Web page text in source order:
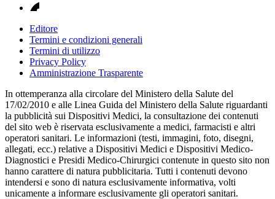
Editore
Termini e condizioni generali
Termini di utilizzo
Privacy Policy
Amministrazione Trasparente
In ottemperanza alla circolare del Ministero della Salute del
17/02/2010 e alle Linea Guida del Ministero della Salute riguardanti
la pubblicità sui Dispositivi Medici, la consultazione dei contenuti
del sito web è riservata esclusivamente a medici, farmacisti e altri
operatori sanitari. Le informazioni (testi, immagini, foto, disegni,
allegati, ecc.) relative a Dispositivi Medici e Dispositivi Medico-
Diagnostici e Presidi Medico-Chirurgici contenute in questo sito non
hanno carattere di natura pubblicitaria. Tutti i contenuti devono
intendersi e sono di natura esclusivamente informativa, volti
unicamente a informare esclusivamente gli operatori sanitari.